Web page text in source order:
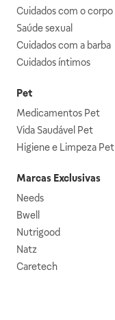
Cuidados com o corpo
Saúde sexual
Cuidados com a barba
Cuidados íntimos
Pet
Medicamentos Pet
Vida Saudável Pet
Higiene e Limpeza Pet
Marcas Exclusivas
Needs
Bwell
Nutrigood
Natz
Caretech